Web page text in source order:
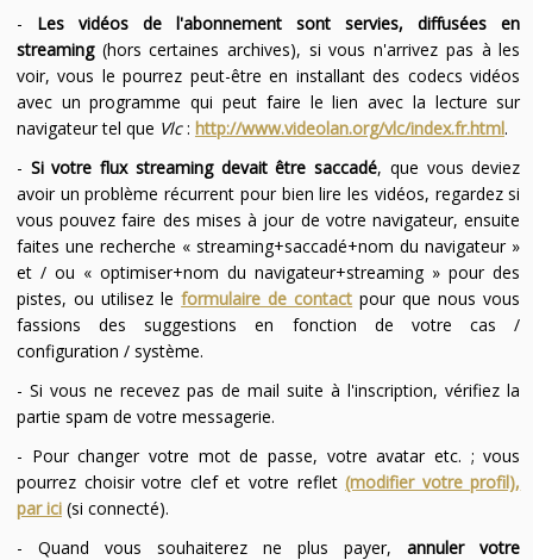
- Les vidéos de l'abonnement sont servies, diffusées en
streaming(hors certaines archives), si vous n'arrivez pas à les
voir, vous le pourrez peut-être en installant des codecs vidéos
avec un programme qui peut faire le lien avec la lecture sur
navigateur tel que Vlc: http://www.videolan.org/vlc/index.fr.html.
- Si votre flux streaming devait être saccadé, que vous deviez
avoir un problème récurrent pour bien lire les vidéos, regardez si
vous pouvez faire des mises à jour de votre navigateur, ensuite
faites une recherche « streaming+saccadé+nom du navigateur »
et / ou « optimiser+nom du navigateur+streaming » pour des
pistes, ou utilisez leformulaire de contact pour que nous vous
fassions des suggestions en fonction de votre cas /
configuration / système.
- Si vous ne recevez pas de mail suite à l'inscription, vérifiez la
partie spam de votre messagerie.
- Pour changer votre mot de passe, votre avatar etc. ; vous
pourrez choisir votre clef et votre reflet(modifier votre profil),
par ici(si connecté).
- Quand vous souhaiterez ne plus payer,annuler votre